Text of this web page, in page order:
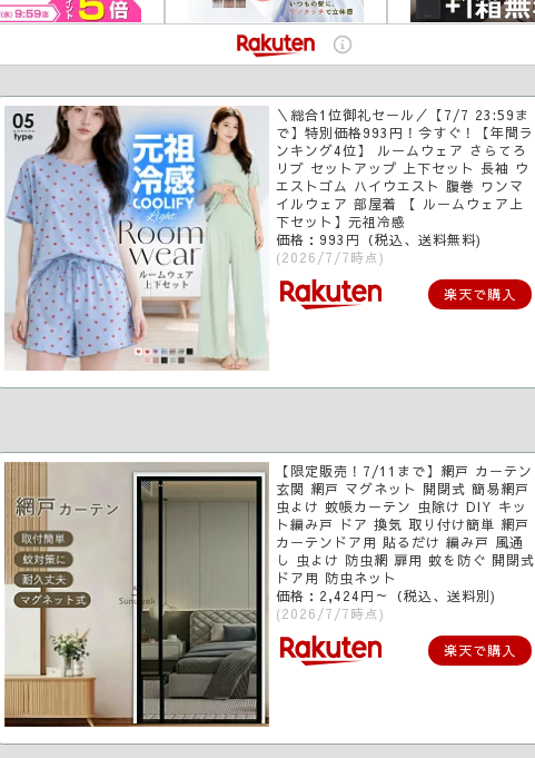
＼総合1位御礼セール／【7/7 23:59ま
で】特別価格993円！今すぐ！【年間ラ
ンキング4位】 ルームウェア さらてろ
リブ セットアップ 上下セット 長袖 ウ
エストゴム ハイウエスト 腹巻 ワンマ
イルウェア 部屋着 【 ルームウェア上
下セット】元祖冷感
価格：993円（税込、送料無料)
(2026/7/7時点)
楽天で購入
【限定販売！7/11まで】網戸 カーテン
玄関 網戸 マグネット 開閉式 簡易網戸
虫よけ 蚊帳カーテン 虫除け DIY キッ
ト編み戸 ドア 換気 取り付け簡単 網戸
カーテンドア用 貼るだけ 編み戸 風通
し 虫よけ 防虫網 扉用 蚊を防ぐ 開閉式
ドア用 防虫ネット
価格：2,424円～（税込、送料別)
(2026/7/7時点)
楽天で購入